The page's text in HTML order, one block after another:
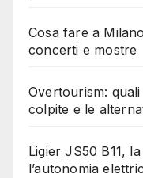
Cosa fare a
concerti e mostre
Overtourism:
colpite e le
Ligier JS50 B11,
l’autonomia